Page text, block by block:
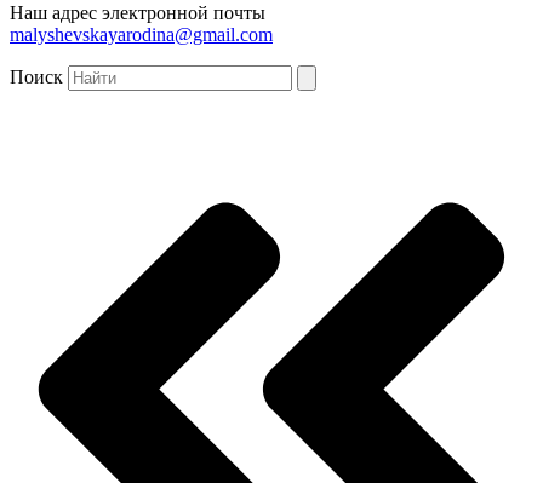
Наш адрес электронной почты
malyshevskayarodina@gmail.com
Поиск